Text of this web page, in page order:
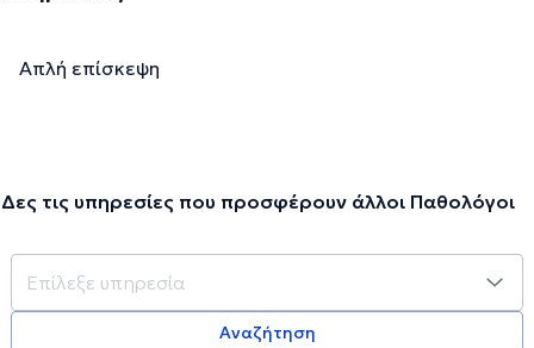
Απλή επίσκεψη
Δες τις υπηρεσίες που προσφέρουν άλλοι Παθολόγοι
Αναζήτηση